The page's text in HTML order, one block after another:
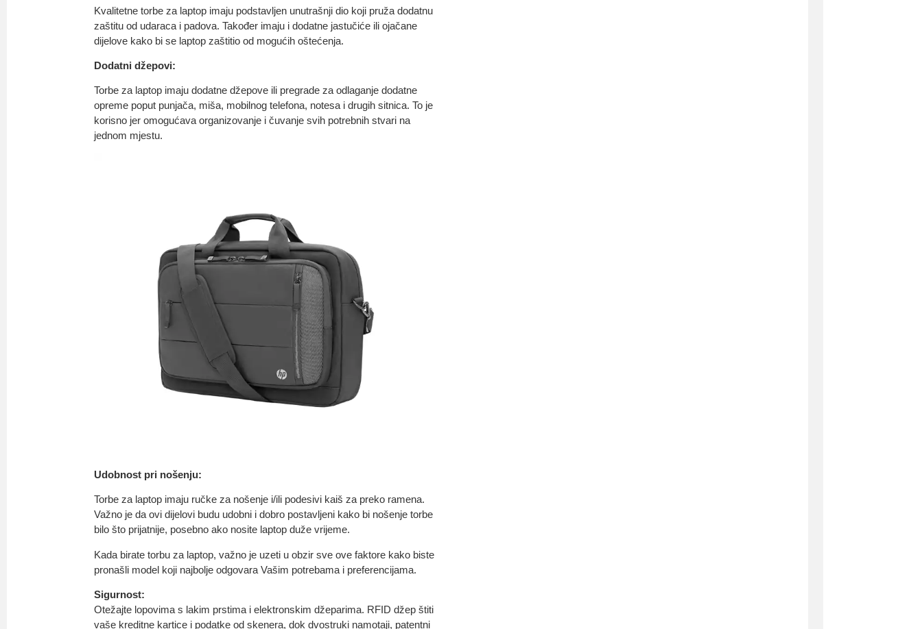
Kvalitetne torbe za laptop imaju podstavljen unutrašnji dio koji pruža dodatnu
zaštitu od udaraca i padova. Također imaju i dodatne jastučiće ili ojačane
dijelove kako bi se laptop zaštitio od mogućih oštećenja.
Dodatni džepovi:
Torbe za laptop imaju dodatne džepove ili pregrade za odlaganje dodatne
opreme poput punjača, miša, mobilnog telefona, notesa i drugih sitnica. To je
korisno jer omogućava organizovanje i čuvanje svih potrebnih stvari na
jednom mjestu.
Udobnost pri nošenju:
Torbe za laptop imaju ručke za nošenje i/ili podesivi kaiš za preko ramena.
Važno je da ovi dijelovi budu udobni i dobro postavljeni kako bi nošenje torbe
bilo što prijatnije, posebno ako nosite laptop duže vrijeme.
Kada birate torbu za laptop, važno je uzeti u obzir sve ove faktore kako biste
pronašli model koji najbolje odgovara Vašim potrebama i preferencijama.
Sigurnost:
Otežajte lopovima s lakim prstima i elektronskim džeparima. RFID džep štiti
vaše kreditne kartice i podatke od skenera, dok dvostruki namotaji, patentni